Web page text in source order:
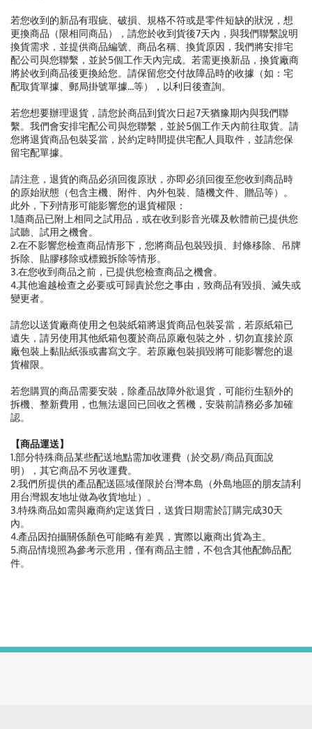
若您收到的新品有瑕疵、破損、規格不符或是零件短缺的狀況，想
更換商品（限相同商品），請您於收到貨後7天內，與我們聯繫說明
換貨需求，並提供商品編號、商品名稱、換貨原因，我們將安排宅
配公司與您聯繫，並於5個工作天內完成。若需更換新品，換貨廠商
將於收到商品後更換給您。請保留您交付故障品時的收據（如：宅
配取貨單據、郵局掛號單據...等），以利日後查詢。
若您想要辦理退貨，請您於商品到貨次日起7天猶豫期內與我們聯
繫。我們會安排宅配公司與您聯繫，並於5個工作天內前往取貨。請
您將退貨商品包裝妥當，於約定時間提供宅配人員取件，並請您保
留宅配單據。
請注意，退貨的商品必須回復原狀，亦即必須回復至您收到商品時
的原始狀態（包含主機、附件、內外包裝、隨機文件、贈品等）。
此外，下列情形可能影響您的退貨權限：
1.隨商品已附上相同之試用品，或在收到影音光碟及軟體前已提供您
試聽、試用之機會。
2.在不影響您檢查商品情形下，您將商品包裝毀損、封條移除、吊牌
拆除、貼膠移除或標籤拆除等情形。
3.在您收到商品之前，已提供您檢查商品之機會。
4.其他逾越檢查之必要或可歸責於您之事由，致商品有毀損、滅失或
變更者。
請您以送貨廠商使用之包裝紙箱將退貨商品包裝妥當，若原紙箱已
遺失，請另使用其他紙箱包覆於商品原廠包裝之外，切勿直接於原
廠包裝上黏貼紙張或書寫文字。若原廠包裝損毀將可能影響您的退
貨權限。
若您購買的商品需要安裝，除產品故障外欲退貨，可能衍生額外的
拆機、整新費用，也無法退回已回收之舊機，安裝前請務必多加確
認。
【商品運送】
1.部分特殊商品某些配送地點需加收運費（於交易/商品頁面說
明），其它商品不另收運費。
2.我們所提供的產品配送區域僅限於台灣本島（外島地區的朋友請利
用台灣親友地址做為收貨地址）。
3.特殊商品如需與廠商約定送貨日，送貨日期需於訂購完成30天
內。
4.產品因拍攝關係顏色可能略有差異，實際以廠商出貨為主。
5.商品情境照為參考示意用，僅有商品主體，不包含其他配飾品配
件。